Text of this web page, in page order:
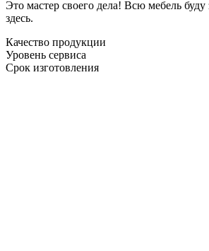
Это мастер своего дела! Всю мебель буду
здесь.
Качество продукции
Уровень сервиса
Срок изготовления